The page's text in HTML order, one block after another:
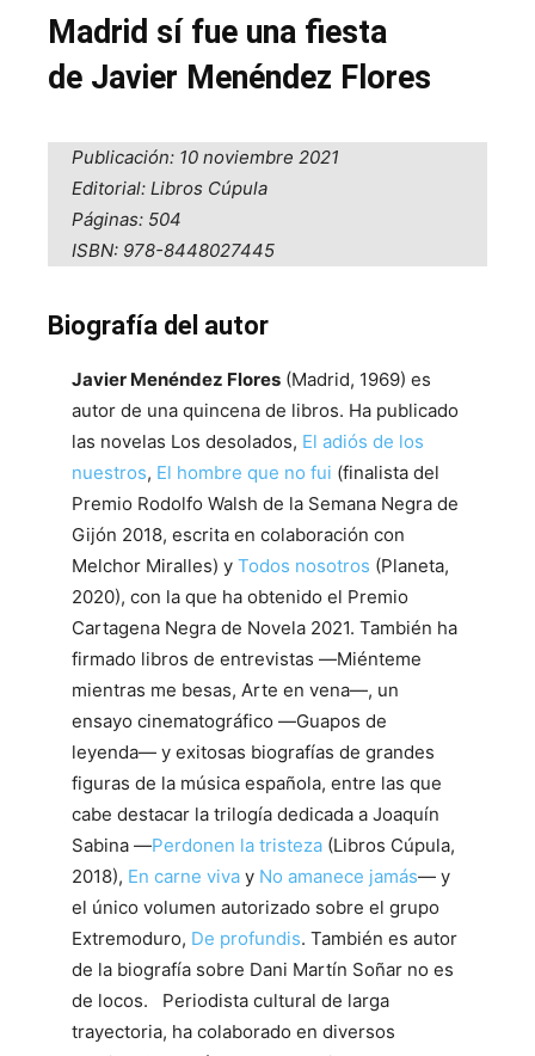
Madrid sí fue una fiesta
de Javier Menéndez Flores
Publicación: 10 noviembre 2021
Editorial: Libros Cúpula
Páginas: 504
ISBN: 978-8448027445
Biografía del autor
Javier Menéndez Flores (Madrid, 1969) es
autor de una quincena de libros. Ha publicado
las novelas Los desolados, El adiós de los
nuestros, El hombre que no fui (finalista del
Premio Rodolfo Walsh de la Semana Negra de
Gijón 2018, escrita en colaboración con
Melchor Miralles) y Todos nosotros (Planeta,
2020), con la que ha obtenido el Premio
Cartagena Negra de Novela 2021. También ha
firmado libros de entrevistas ―Miénteme
mientras me besas, Arte en vena―, un
ensayo cinematográfico ―Guapos de
leyenda― y exitosas biografías de grandes
figuras de la música española, entre las que
cabe destacar la trilogía dedicada a Joaquín
Sabina ―Perdonen la tristeza (Libros Cúpula,
2018), En carne viva y No amanece jamás― y
el único volumen autorizado sobre el grupo
Extremoduro, De profundis. También es autor
de la biografía sobre Dani Martín Soñar no es
de locos. Periodista cultural de larga
trayectoria, ha colaborado en diversos